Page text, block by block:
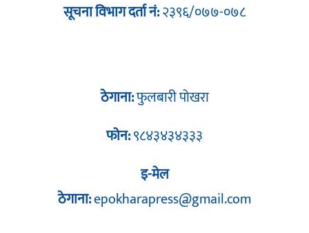
सूचना विभाग दर्ता नं:२३९६/०७७-०७८
ठेगाना:फुलबारी पोखरा
फोन:९८४३४३४३३३
इ-मेल
ठेगाना:epokharapress@gmail.com